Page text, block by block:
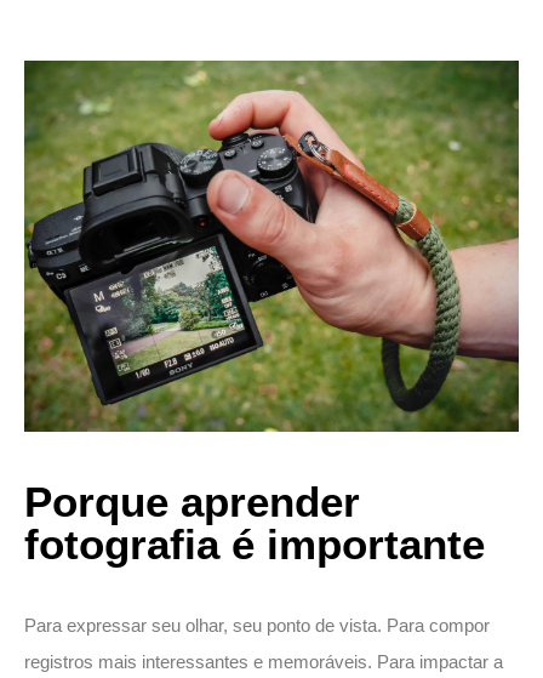
Porque aprender
fotografia é importante
Para expressar seu olhar, seu ponto de vista. Para compor
registros mais interessantes e memoráveis. Para impactar a